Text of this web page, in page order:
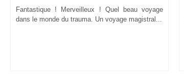
Fantastique ! Merveilleux ! Quel beau voyage
dans le monde du trauma. Un voyage magistral...